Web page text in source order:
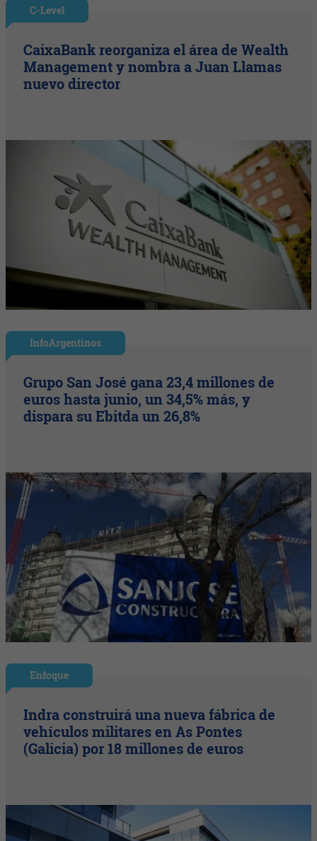
C-Level
CaixaBank reorganiza el área de Wealth
Management y nombra a Juan Llamas
nuevo director
InfoArgentinos
Grupo San José gana 23,4 millones de
euros hasta junio, un 34,5% más, y
dispara su Ebitda un 26,8%
Enfoque
Indra construirá una nueva fábrica de
vehículos militares en As Pontes
(Galicia) por 18 millones de euros